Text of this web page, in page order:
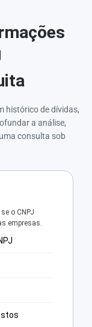
histórico de dívidas,
a análise,
consulta sob
o CNPJ
empresas.